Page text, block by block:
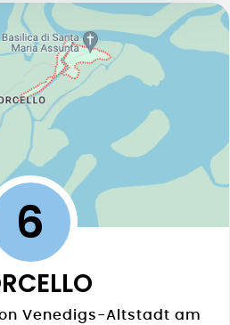
6
Venedigs-Altstadt am